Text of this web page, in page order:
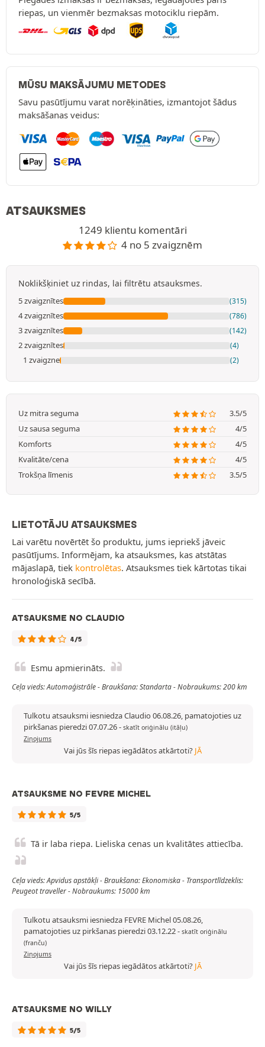
riepas, un vienmēr bezmaksas motociklu riepām.
MŪSU MAKSĀJUMU METODES
Savu pasūtījumu varat norēķināties, izmantojot šādus
maksāšanas veidus:
ATSAUKSMES
1249 klientu komentāri
4 no 5 zvaigznēm
Noklikšķiniet uz rindas, lai filtrētu atsauksmes.
5 zvaigznītes (315)
4 zvaigznītes (786)
3 zvaigznītes (142)
2 zvaigznītes (4)
1 zvaigzne (2)
Uz mitra seguma
3.5/5
Uz sausa seguma
4/5
Komforts
4/5
Kvalitāte/cena
4/5
Trokšņa līmenis
3.5/5
LIETOTĀJU ATSAUKSMES
Lai varētu novērtēt šo produktu, jums iepriekš jāveic
pasūtījums. Informējam, ka atsauksmes, kas atstātas
mājaslapā, tiek kontrolētas. Atsauksmes tiek kārtotas tikai
hronoloģiskā secībā.
ATSAUKSME NO CLAUDIO
4/5
Esmu apmierināts.
Ceļa vieds: Automaģistrāle - Braukšana: Standarta - Nobraukums: 200 km
Tulkotu atsauksmi iesniedza Claudio 06.08.26, pamatojoties uz
pirkšanas pieredzi 07.07.26- skatīt oriģinālu (itāļu)
Ziņojums
Vai jūs šīs riepas iegādātos atkārtoti? JĀ
ATSAUKSME NO FEVRE MICHEL
5/5
Tā ir laba riepa. Lieliska cenas un kvalitātes attiecība.
Ceļa vieds: Apvidus apstākļi - Braukšana: Ekonomiska - Transportlīdzeklis:
Peugeot traveller - Nobraukums: 15000 km
Tulkotu atsauksmi iesniedza FEVRE Michel 05.08.26,
pamatojoties uz pirkšanas pieredzi 03.12.22- skatīt oriģinālu
(franču)
Ziņojums
Vai jūs šīs riepas iegādātos atkārtoti? JĀ
ATSAUKSME NO WILLY
5/5